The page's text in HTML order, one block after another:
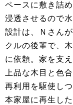
ペースに敷き詰
浸透させるので
設計は、Ｎさん
クルの後輩で、
に依頼。家を支
上品な木目と色
再利用を駆使し
本家屋に再生し